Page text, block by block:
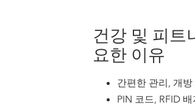
건강 및 피트
요한 이유
간편한 관리, 개
PIN 코드, RFID